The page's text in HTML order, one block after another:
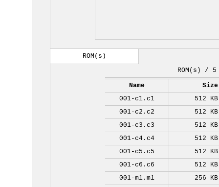
ROM(s)
ROM(s) / 5
Name
Size
001-c1.c1
512 KB
001-c2.c2
512 KB
001-c3.c3
512 KB
001-c4.c4
512 KB
001-c5.c5
512 KB
001-c6.c6
512 KB
001-m1.m1
256 KB